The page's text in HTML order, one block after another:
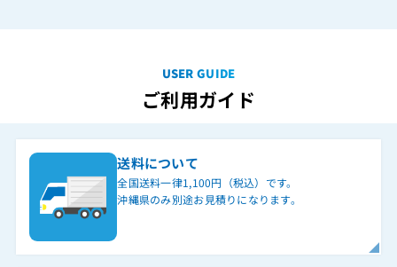
USER GUIDE
ご利用ガイド
送料について
全国送料一律1,100円（税込）です。
沖縄県のみ別途お見積りになります。